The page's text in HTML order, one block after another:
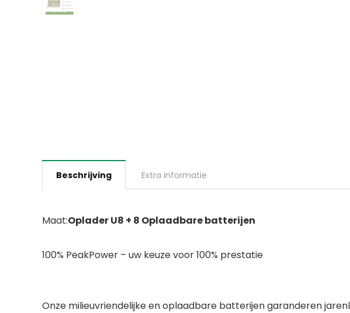
Beschrijving Extra informatie
Maat:Oplader U8 + 8 Oplaadbare batterijen
100% PeakPower – uw keuze voor 100% prestatie
Onze milieuvriendelijke en oplaadbare batterijen garanderen